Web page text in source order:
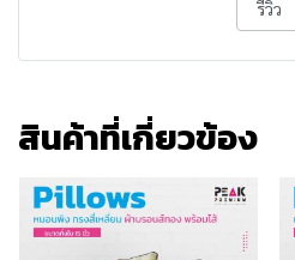
รีวิว
สินค้าที่เกี่ยวข้อง